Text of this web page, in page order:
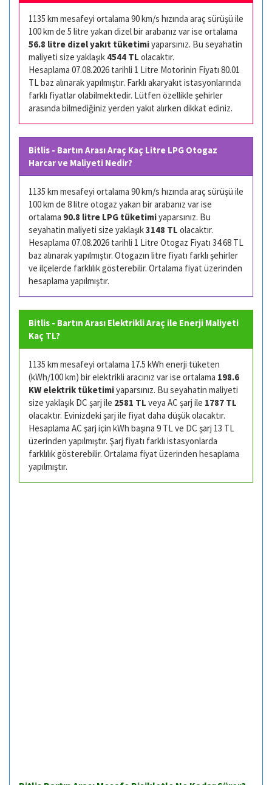
1135 km mesafeyi ortalama 90 km/s hızında araç sürüşü ile
100 km de 5 litre yakan dizel bir arabanız var ise ortalama
56.8 litre dizel yakıt tüketimiyaparsınız. Bu seyahatin
maliyeti size yaklaşık 4544 TL olacaktır.
Hesaplama 07.08.2026 tarihli 1 Litre Motorinin Fiyatı 80.01
TL baz alınarak yapılmıştır. Farklı akaryakıt istasyonlarında
farklı fiyatlar olabilmektedir. Lütfen özellikle şehirler
arasında bilmediğiniz yerden yakıt alırken dikkat ediniz.
Bitlis - Bartın Arası Araç Kaç Litre LPG Otogaz
Harcar ve Maliyeti Nedir?
1135 km mesafeyi ortalama 90 km/s hızında araç sürüşü ile
100 km de 8 litre otogaz yakan bir arabanız var ise
ortalama 90.8 litre LPG tüketimiyaparsınız. Bu
seyahatin maliyeti size yaklaşık3148 TL olacaktır.
Hesaplama 07.08.2026 tarihli 1 Litre Otogaz Fiyatı 34.68 TL
baz alınarak yapılmıştır. Otogazın litre fiyatı farklı şehirler
ve ilçelerde farklılık gösterebilir. Ortalama fiyat üzerinden
hesaplama yapılmıştır.
Bitlis - Bartın Arası Elektrikli Araç ile Enerji Maliyeti
Kaç TL?
1135 km mesafeyi ortalama 17.5 kWh enerji tüketen
(kWh/100 km) bir elektrikli aracınız var ise ortalama 198.6
KW elektrik tüketimiyaparsınız. Bu seyahatin maliyeti
size yaklaşık DC şarj ile 2581 TL veya AC şarj ile 1787 TL
olacaktır. Evinizdeki şarj ile fiyat daha düşük olacaktır.
Hesaplama AC şarj için kWh başına 9 TL ve DC şarj 13 TL
üzerinden yapılmıştır. Şarj fiyatı farklı istasyonlarda
farklılık gösterebilir. Ortalama fiyat üzerinden hesaplama
yapılmıştır.